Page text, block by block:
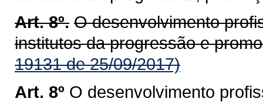
Art. 8º. O desenvolvimento
institutos da progressão e
19131 de 25/09/2017)
Art. 8º O desenvolvimento